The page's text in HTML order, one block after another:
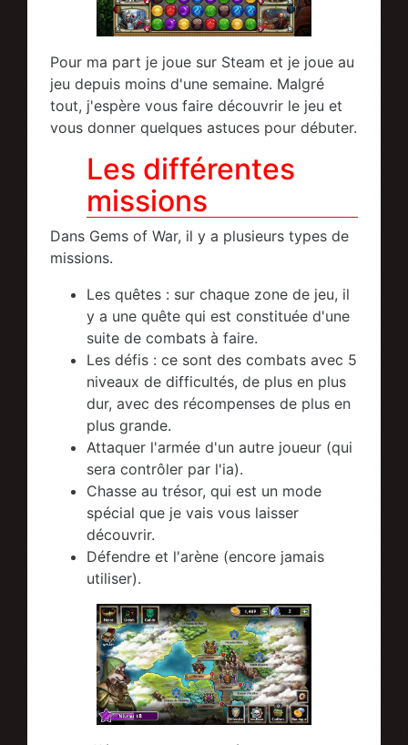
Pour ma part je joue sur Steam et je joue au
jeu depuis moins d'une semaine. Malgré
tout, j'espère vous faire découvrir le jeu et
vous donner quelques astuces pour débuter.
Les différentes
missions
Dans Gems of War, il y a plusieurs types de
missions.
Les quêtes : sur chaque zone de jeu, il
y a une quête qui est constituée d'une
suite de combats à faire.
Les défis : ce sont des combats avec 5
niveaux de difficultés, de plus en plus
dur, avec des récompenses de plus en
plus grande.
Attaquer l'armée d'un autre joueur (qui
sera contrôler par l'ia).
Chasse au trésor, qui est un mode
spécial que je vais vous laisser
découvrir.
Défendre et l'arène (encore jamais
utiliser).